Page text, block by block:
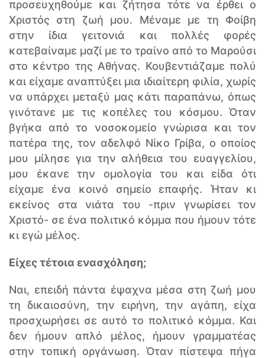
προσευχηθούμε και ζήτησα τότε να έρθει ο
Χριστός στη ζωή μου. Μέναμε με τη Φοίβη
στην ίδια γειτονιά και πολλές φορές
κατεβαίναμε μαζί με το τραίνο από το Μαρούσι
στο κέντρο της Αθήνας. Κουβεντιάζαμε πολύ
και είχαμε αναπτύξει μια ιδιαίτερη φιλία, χωρίς
να υπάρχει μεταξύ μας κάτι παραπάνω, όπως
γινότανε με τις κοπέλες του κόσμου. Όταν
βγήκα από το νοσοκομείο γνώρισα και τον
πατέρα της, τον αδελφό Νίκο Γρίβα, ο οποίος
μου μίλησε για την αλήθεια του ευαγγελίου,
μου έκανε την ομολογία του και είδα ότι
είχαμε ένα κοινό σημείο επαφής. Ήταν κι
εκείνος στα νιάτα του -πριν γνωρίσει τον
Χριστό- σε ένα πολιτικό κόμμα που ήμουν τότε
κι εγώ μέλος.
Είχες τέτοια ενασχόληση;
Ναι, επειδή πάντα έψαχνα μέσα στη ζωή μου
τη δικαιοσύνη, την ειρήνη, την αγάπη, είχα
προσχωρήσει σε αυτό το πολιτικό κόμμα. Και
δεν ήμουν απλό μέλος, ήμουν γραμματέας
στην τοπική οργάνωση. Όταν πίστεψα πήγα